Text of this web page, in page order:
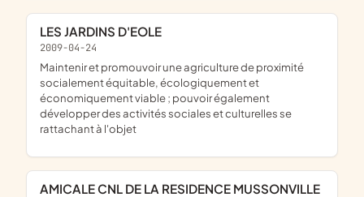
LES JARDINS D'EOLE
2009-04-24
maintenir et promouvoir une agriculture de proximité
socialement équitable, écologiquement et
économiquement viable ; pouvoir également
développer des activités sociales et culturelles se
rattachant à l'objet
AMICALE CNL DE LA RESIDENCE MUSSONVILLE